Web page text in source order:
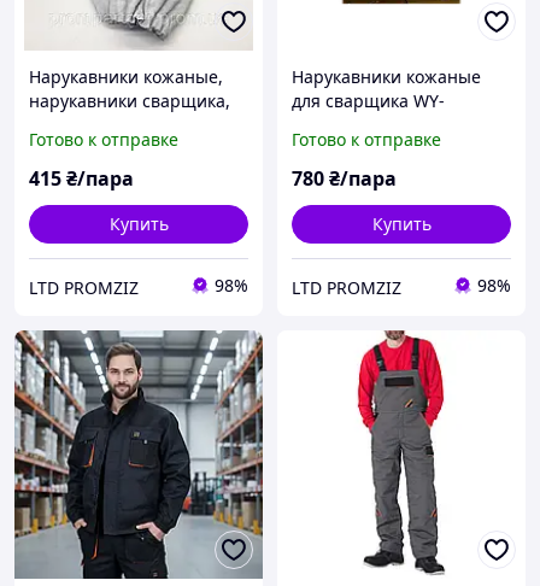
Нарукавники кожаные,
нарукавники сварщика,
Готово к отправке
415₴/пара
Купить
LTD PROMZIZ 98%
Нарукавники кожаные
для сварщика WY-
Польша
Готово к отправке
780₴/пара
Купить
LTD PROMZIZ 98%